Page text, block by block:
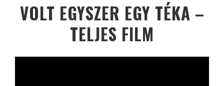
VOLT EGYSZER EGY TÉKA –
TELJES FILM